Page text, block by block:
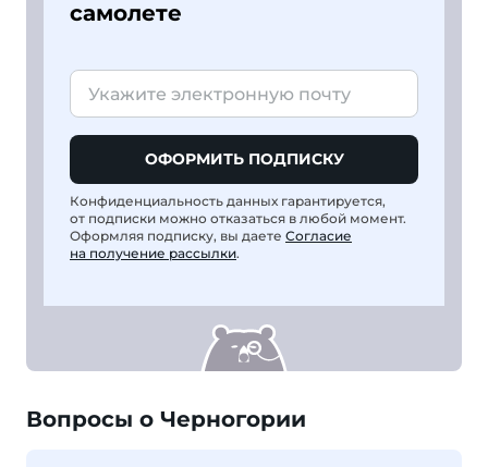
самолете
ОФОРМИТЬ ПОДПИСКУ
Конфиденциальность данных гарантируется,
от подписки можно отказаться в любой момент.
Оформляя подписку, вы даете Согласие
на получение рассылки.
Вопросы о Черногории